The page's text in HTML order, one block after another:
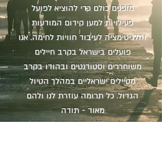
מופנים כולם כדי להוציא לפועל
פעילויות למען קידום המודעות
והלגיטימציה לעיבוד חוויות לחימה. אנו
פועלים בישראל בקרב חיילים
משוחררים וסטודנטים ובהודו בקרב
מטיילים ישראליים במהלך הטיול
הגדול. כל תרומה עוזרת לנו ולהם
מאוד - תודה